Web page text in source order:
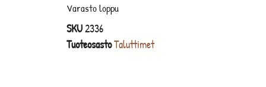
Varasto loppu
SKU2336
TuoteosastoTaluttimet